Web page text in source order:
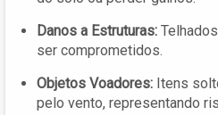
Danos a Estruturas:
ser comprometidos.
Objetos Voadores: Itens
pelo vento, representando